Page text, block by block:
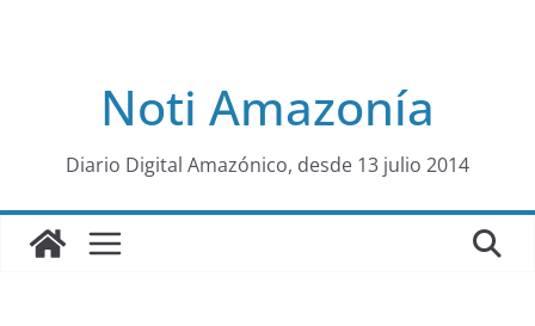
al
Noti Amazonía
Diario Digital Amazónico, desde 13 julio 2014